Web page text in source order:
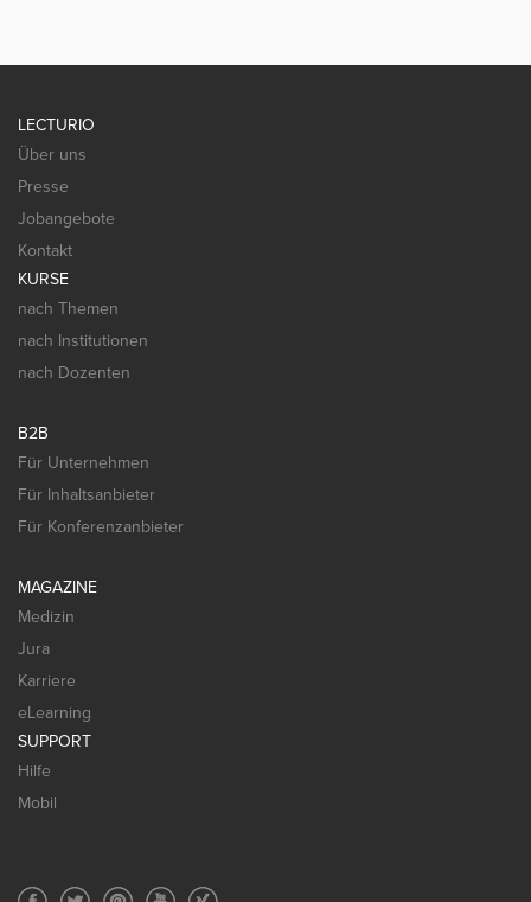
LECTURIO
Über uns
Presse
Jobangebote
Kontakt
KURSE
nach Themen
nach Institutionen
nach Dozenten
B2B
Für Unternehmen
Für Inhaltsanbieter
Für Konferenzanbieter
MAGAZINE
Medizin
Jura
Karriere
eLearning
SUPPORT
Hilfe
Mobil